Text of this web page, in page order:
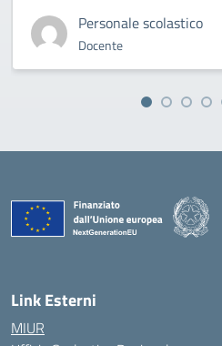
Personale scolastico
Docente
Link Esterni
MIUR